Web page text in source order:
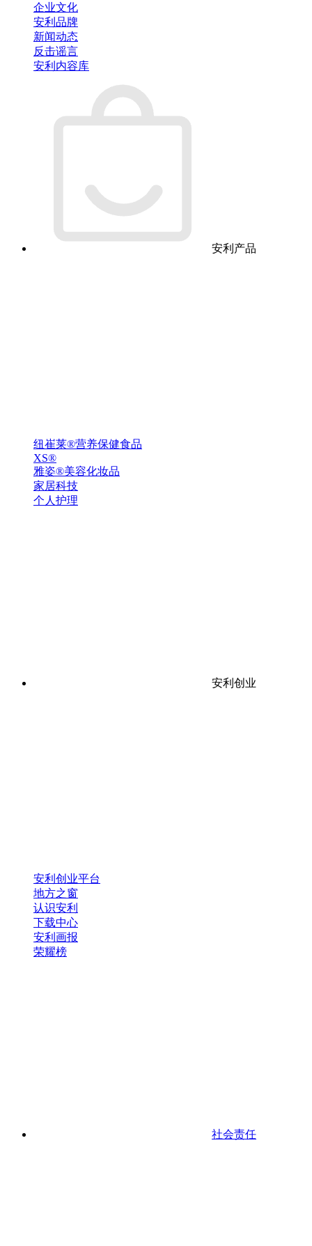
企业文化
安利品牌
新闻动态
反击谣言
安利内容库
安利产品
纽崔莱®营养保健食品
XS®
雅姿®美容化妆品
家居科技
个人护理
安利创业
安利创业平台
地方之窗
认识安利
下载中心
安利画报
荣耀榜
社会责任